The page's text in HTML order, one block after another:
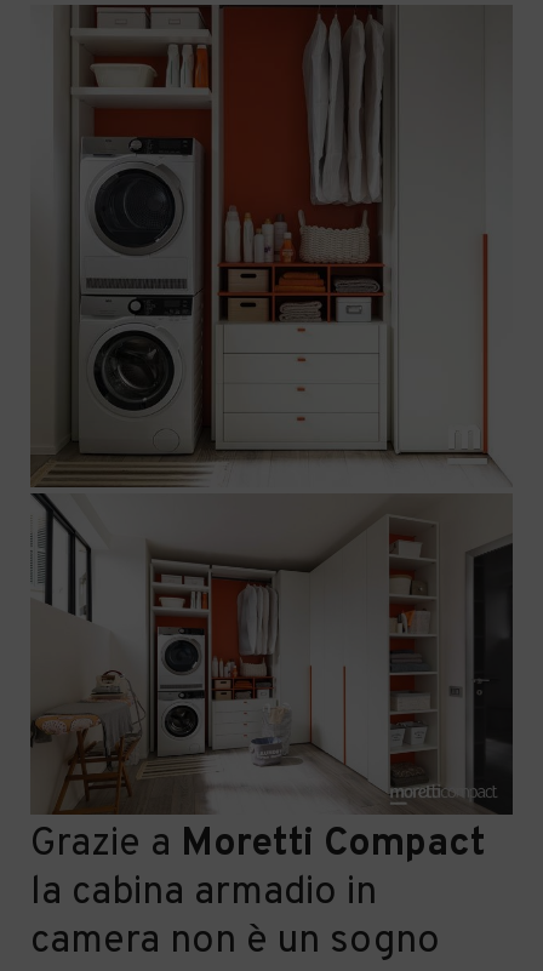
Grazie a Moretti Compact
la cabina armadio in
camera non è un sogno